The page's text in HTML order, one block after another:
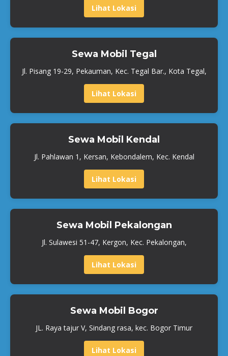
Lihat Lokasi
Sewa Mobil Tegal
Jl. Pisang 19-29, Pekauman, Kec. Tegal Bar., Kota Tegal,
Lihat Lokasi
Sewa Mobil Kendal
Jl. Pahlawan 1, Kersan, Kebondalem, Kec. Kendal
Lihat Lokasi
Sewa Mobil Pekalongan
Jl. Sulawesi 51-47, Kergon, Kec. Pekalongan,
Lihat Lokasi
Sewa Mobil Bogor
JL. Raya tajur V, Sindang rasa, kec. Bogor Timur
Lihat Lokasi